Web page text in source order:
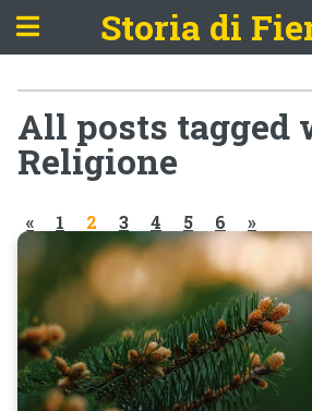
Storia di
All posts tagged
Religione
« 1 2 3 4 5 6 »